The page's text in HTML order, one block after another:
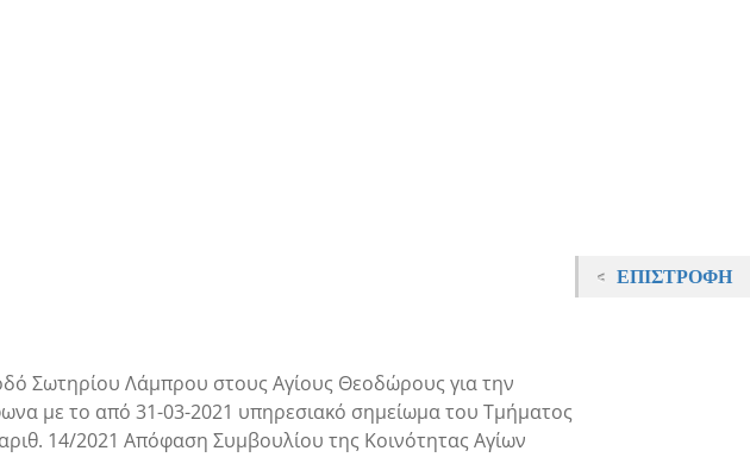
Σωτηρίου Λάμπρου στους Αγίους Θεοδώρους για την
με το από 31-03-2021 υπηρεσιακό σημείωμα του Τμήματος
14/2021 Απόφαση Συμβουλίου της Κοινότητας Αγίων
ΕΠΙΣΤΡΟΦΉ